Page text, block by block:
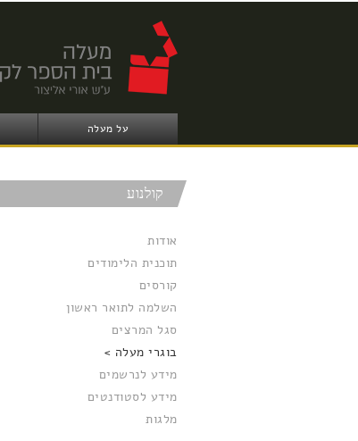
על מעלה
קולנוע
אודות
תוכנית הלימודים
קורסים
השלמה לתואר ראשון
סגל המרצים
בוגרי מעלה
מידע לנרשמים
מידע לסטודנטים
מלגות